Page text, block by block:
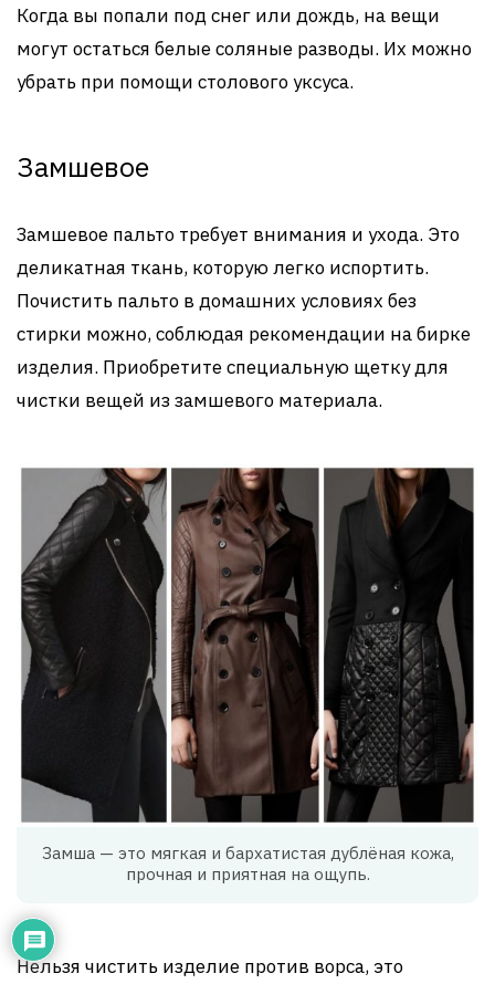
Когда вы попали под снег или дождь, на вещи
могут остаться белые соляные разводы. Их можно
убрать при помощи столового уксуса.
Замшевое
Замшевое пальто требует внимания и ухода. Это
деликатная ткань, которую легко испортить.
Почистить пальто в домашних условиях без
стирки можно, соблюдая рекомендации на бирке
изделия. Приобретите специальную щетку для
чистки вещей из замшевого материала.
Замша — это мягкая и бархатистая дублёная кожа,
прочная и приятная на ощупь.
Нельзя чистить изделие против ворса, это